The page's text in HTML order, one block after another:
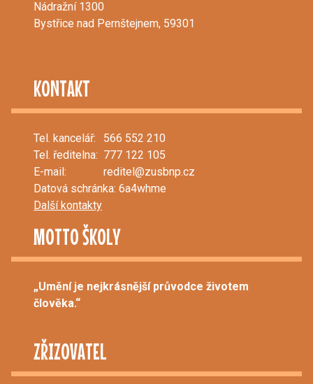
Nádražní 1300
Bystřice nad Pernštejnem, 59301
KONTAKT
Tel. kancelář:
566 552 210
Tel. ředitelna: 777 122 105
E-mail:
reditel@zusbnp.cz
Datová schránka: 6a4whme
Další kontakty
MOTTO ŠKOLY
„Umění je nejkrásnější průvodce životem
člověka.“
ZŘIZOVATEL